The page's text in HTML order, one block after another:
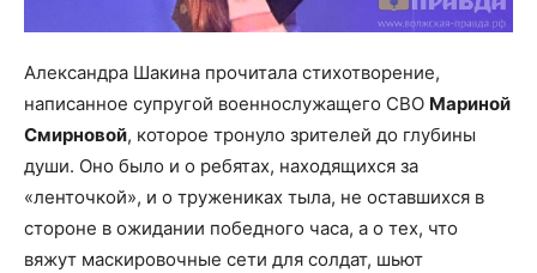
Александра Шакина прочитала стихотворение,
написанное супругой военнослужащего СВО Мариной
Смирновой, которое тронуло зрителей до глубины
души. Оно было и о ребятах, находящихся за
«ленточкой», и о тружениках тыла, не оставшихся в
стороне в ожидании победного часа, а о тех, что
вяжут маскировочные сети для солдат, шьют